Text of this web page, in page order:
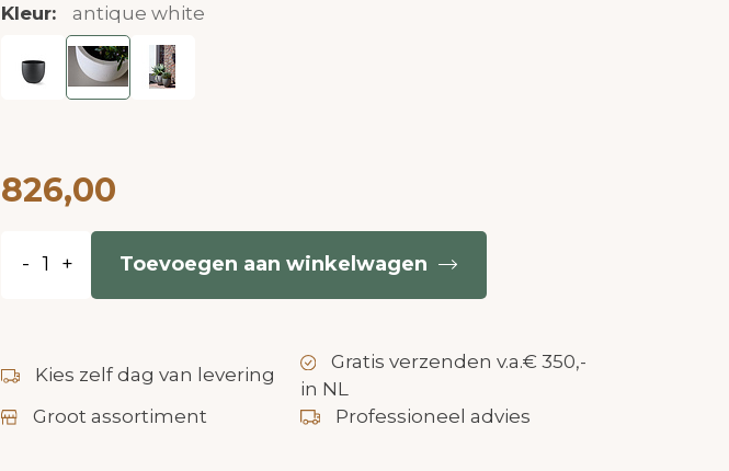
Kleur: antique white
826,00
- + Toevoegen aan winkelwagen
Kies zelf dag van levering
Gratis verzenden v.a.€ 350,-
in NL
Groot assortiment
Professioneel advies